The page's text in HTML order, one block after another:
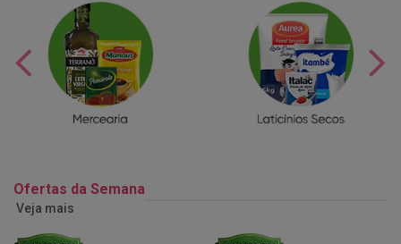
Ofertas da Semana
Veja mais